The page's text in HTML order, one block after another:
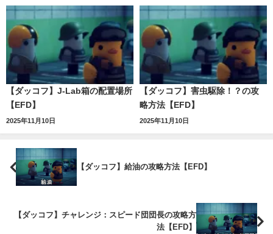
【ダッコフ】J-Lab箱の配置場所
【EFD】
2025年11月10日
【ダッコフ】害虫駆除！？の攻
略方法【EFD】
2025年11月10日
【ダッコフ】給油の攻略方法【EFD】
【ダッコフ】チャレンジ：スピード団団長の攻略方
法【EFD】